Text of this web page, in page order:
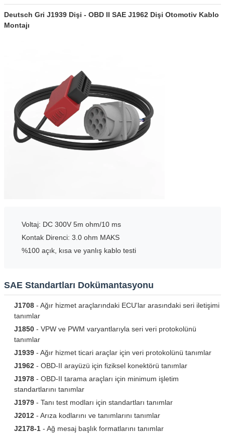
Deutsch Gri J1939 Dişi - OBD II SAE J1962 Dişi Otomotiv Kablo
Montajı
Voltaj: DC 300V 5m ohm/10 ms
Kontak Direnci: 3.0 ohm MAKS
%100 açık, kısa ve yanlış kablo testi
SAE Standartları Dokümantasyonu
J1708 - Ağır hizmet araçlarındaki ECU'lar arasındaki seri iletişimi
tanımlar
J1850 - VPW ve PWM varyantlarıyla seri veri protokolünü
tanımlar
J1939 - Ağır hizmet ticari araçlar için veri protokolünü tanımlar
J1962 - OBD-II arayüzü için fiziksel konektörü tanımlar
J1978 - OBD-II tarama araçları için minimum işletim
standartlarını tanımlar
J1979 - Tanı test modları için standartları tanımlar
J2012 - Arıza kodlarını ve tanımlarını tanımlar
J2178-1 - Ağ mesaj başlık formatlarını tanımlar